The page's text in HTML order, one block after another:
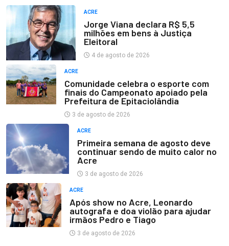
ACRE
Jorge Viana declara R$ 5,5
milhões em bens à Justiça
Eleitoral
4 de agosto de 2026
ACRE
Comunidade celebra o esporte com
finais do Campeonato apoiado pela
Prefeitura de Epitaciolândia
3 de agosto de 2026
ACRE
Primeira semana de agosto deve
continuar sendo de muito calor no
Acre
3 de agosto de 2026
ACRE
Após show no Acre, Leonardo
autografa e doa violão para ajudar
irmãos Pedro e Tiago
3 de agosto de 2026